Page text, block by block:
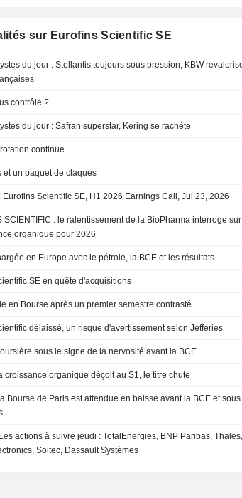
sur Eurofins Scientific SE
du jour : Stellantis toujours sous pression, KBW
contrôle ?
du jour : Safran superstar, Kering se rachète
continue
et un paquet de claques
Eurofins Scientific SE, H1 2026 Earnings Call, Jul 23, 2026
de la BioPharma interroge sur l'objectif
organique pour 2026
en Europe avec le pétrole, la BCE et les résultats
SE en quête d'acquisitions
en Bourse après un premier semestre contrasté
délaissé, un risque d'avertissement selon Jefferies
sous le signe de la nervosité avant la BCE
croissance organique déçoit au S1, le titre chute
Bourse de Paris est attendue en baisse avant la BCE et
actions à suivre jeudi : TotalEnergies, BNP Paribas, Thales,
Soitec, Dassault Systèmes